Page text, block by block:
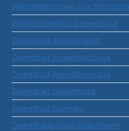
Warmtepompen krachtstroom
Wateronderhoud zwembad
Zwembad afdekkingen
Zwembad doseertechniek
Zwembad Jean Desjoyaux
Zwembad onderhoud
Zwembad pompen
Zwembadpomp onderdelen